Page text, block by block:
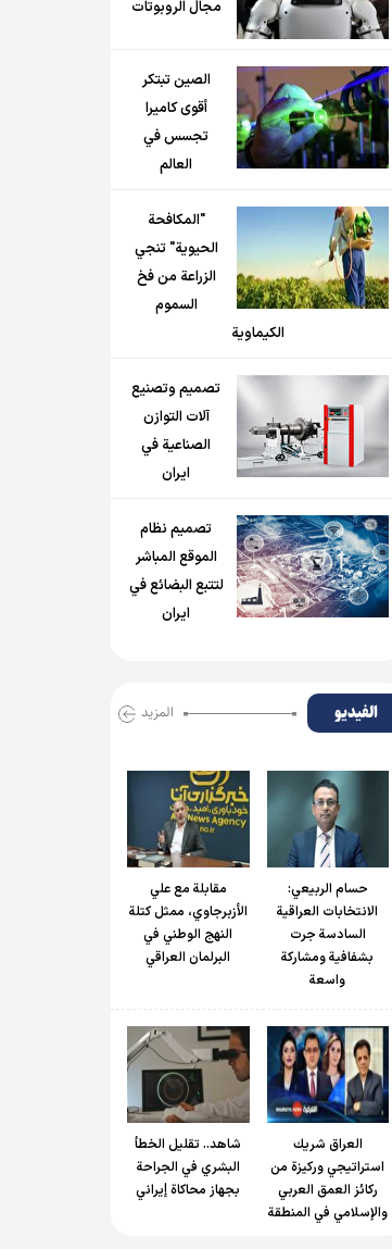
مجال الروبوتات
الصين تبتكر
أقوى كاميرا
تجسس في
العالم
"المكافحة
الحيوية" تنجي
الزراعة من فخ
السموم
الكيماوية
تصميم وتصنيع
آلات التوازن
الصناعية في
ايران
تصميم نظام
الموقع المباشر
لتتبع البضائع في
ايران
الفیدیو المزید
حسام الربیعي:
الانتخابات العراقية
السادسة جرت
بشفافية ومشاركة
واسعة
مقابلة مع علي
الأزبرجاوي، ممثل كتلة
النهج الوطني في
البرلمان العراقي
العراق شريك
استراتيجي وركيزة من
ركائز العمق العربي
والإسلامي في المنطقة
شاهد.. تقليل الخطأ
البشري في الجراحة
بجهاز محاكاة إيراني